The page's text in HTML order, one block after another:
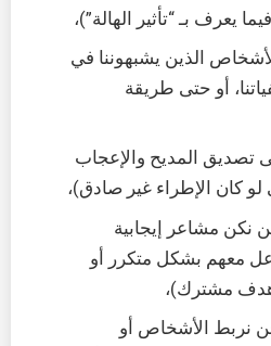
يعرف بـ “تأثير الهالة”)،
الذين يشبهوننا في
أو حتى طريقة
تصديق المديح والإعجاب
لو كان الإطراء غير صادق)،
نكن مشاعر إيجابية
معهم بشكل متكرر أو
مشترك)،
نربط الأشخاص أو